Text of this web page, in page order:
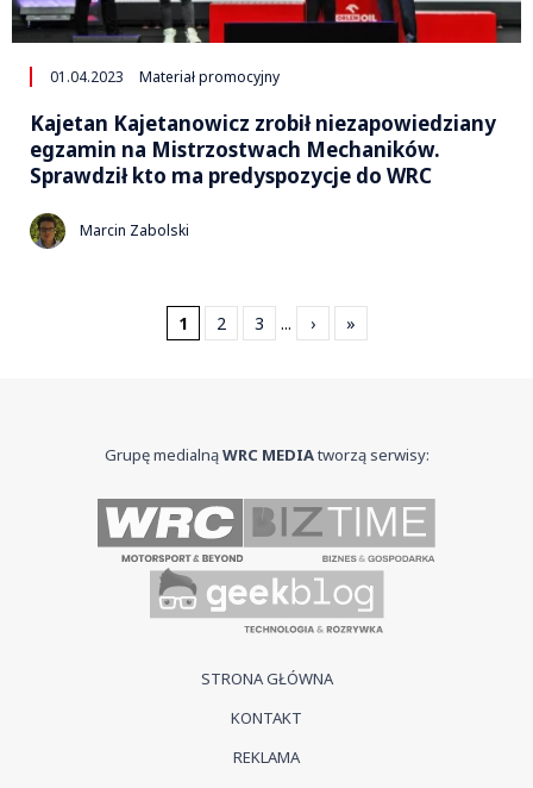
01.04.2023 Materiał promocyjny
Kajetan Kajetanowicz zrobił niezapowiedziany
egzamin na Mistrzostwach Mechaników.
Sprawdził kto ma predyspozycje do WRC
Marcin Zabolski
1 2 3 ... › »
Grupę medialnąWRC MEDIAtworzą serwisy:
STRONA GŁÓWNA
KONTAKT
REKLAMA